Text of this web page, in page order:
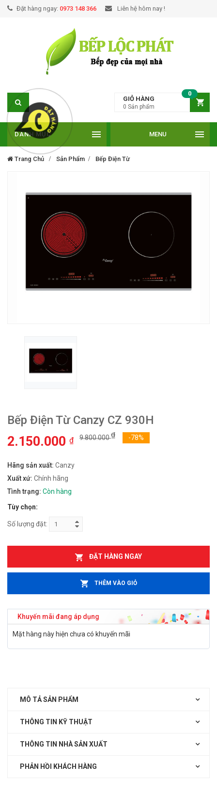
Đặt hàng ngay: 0973 148 366 Liên hệ hôm nay !
GIỎ HÀNG
0
0 Sản phẩm
DANH MỤC MENU
Trang Chủ Sản Phẩm Bếp Điện Từ
Bếp Điện Từ Canzy CZ 930H
2.150.000 ₫ 9.800.000₫ -78%
Hãng sản xuất: Canzy
Xuất xứ: Chính hãng
Tình trạng: Còn hàng
Tùy chọn:
Số lượng đặt:
ĐẶT HÀNG NGAY
THÊM VÀO GIỎ
Khuyến mãi đang áp dụng
Mặt hàng này hiện chưa có khuyến mãi
MÔ TẢ SẢN PHẨM
THÔNG TIN KỸ THUẬT
THÔNG TIN NHÀ SẢN XUẤT
PHẢN HỒI KHÁCH HÀNG